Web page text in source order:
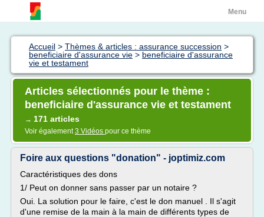
Menu
Accueil > Thèmes & articles : assurance succession >
beneficiaire d'assurance vie > beneficiaire d'assurance
vie et testament
Articles sélectionnés pour le thème :
beneficiaire d'assurance vie et testament
→ 171 articles
Voir également3 Vidéos pour ce thème
Foire aux questions "donation" - joptimiz.com
Caractéristiques des dons
1/ Peut on donner sans passer par un notaire ?
Oui. La solution pour le faire, c'est le don manuel . Il s'agit
d'une remise de la main à la main de différents types de